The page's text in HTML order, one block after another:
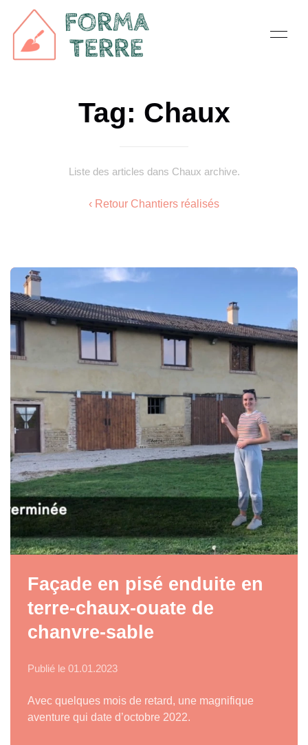
Tag: Chaux
Liste des articles dans Chaux archive.
‹ Retour Chantiers réalisés
Façade en pisé enduite en
terre-chaux-ouate de
chanvre-sable
Publié le 01.01.2023
Avec quelques mois de retard, une magnifique
aventure qui date d’octobre 2022.